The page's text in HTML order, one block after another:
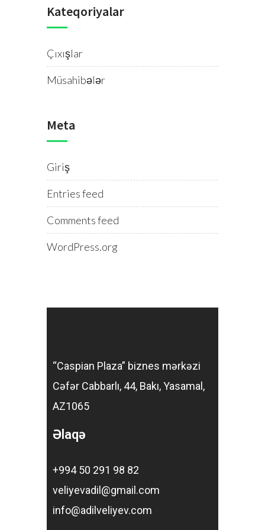
Kateqoriyalar
Çıxışlar
Müsahibələr
Meta
Giriş
Entries feed
Comments feed
WordPress.org
“Caspian Plaza” biznes mərkəzi
Cəfər Cabbarlı, 44, Bakı, Yasamal,
AZ1065
Əlaqə
+994 50 291 98 82
veliyevadil@gmail.com
info@adilveliyev.com